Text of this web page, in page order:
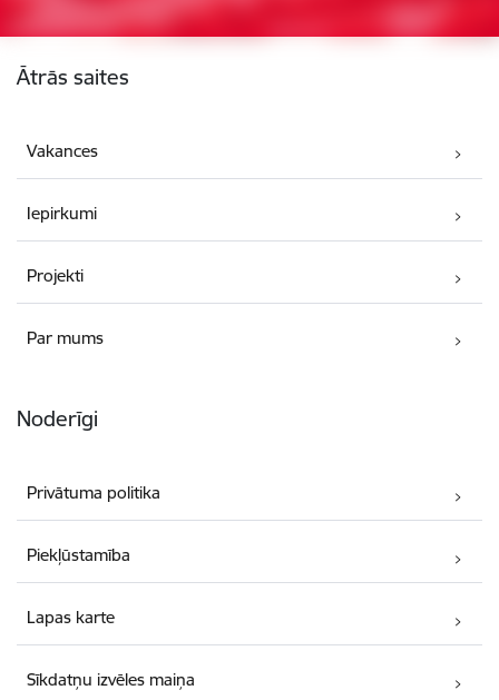
Ātrās saites
Vakances
Iepirkumi
Projekti
Par mums
Noderīgi
Privātuma politika
Piekļūstamība
Lapas karte
Sīkdatņu izvēles maiņa